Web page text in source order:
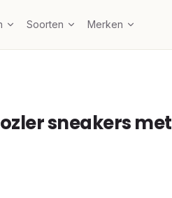
Soorten Merken
sneakers